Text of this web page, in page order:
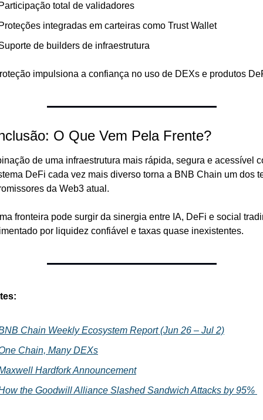
total de validadores
integradas em carteiras como Trust Wallet
de builders de infraestrutura
impulsiona a confiança no uso de DEXs e produtos
O Que Vem Pela Frente?
de uma infraestrutura mais rápida, segura e acessível
DeFi cada vez mais diverso torna a BNB Chain um dos
da Web3 atual.
fronteira pode surgir da sinergia entre IA, DeFi e social
por liquidez confiável e taxas quase inexistentes.
Chain Weekly Ecosystem Report (Jun 26 – Jul 2)
Chain, Many DEXs
Hardfork Announcement
the Goodwill Alliance Slashed Sandwich Attacks by 95%